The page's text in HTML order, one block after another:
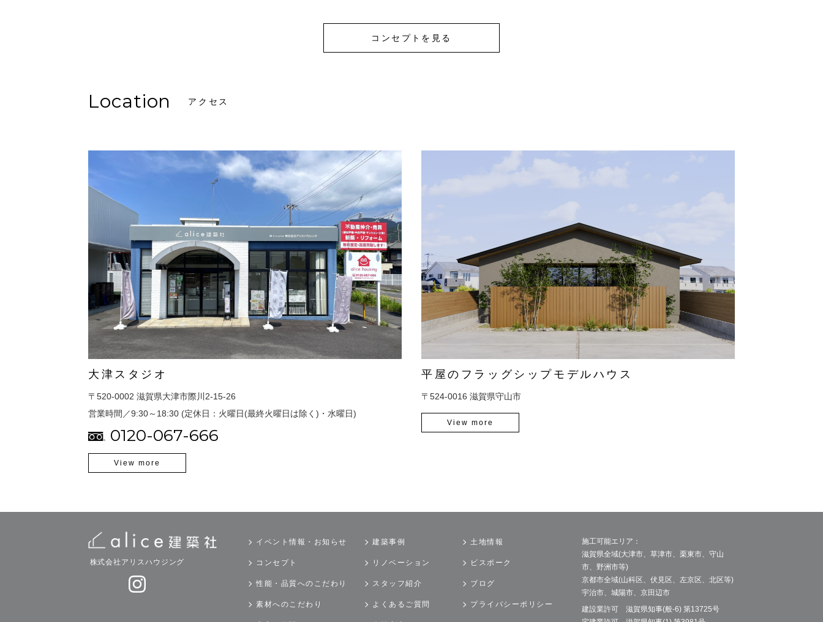
コンセプトを見る
Location アクセス
大津スタジオ
〒520-0002 滋賀県大津市際川2-15-26
営業時間／9:30～18:30 (定休日：火曜日(最終火曜日は除く)・水曜日)
0120-067-666
View more
平屋のフラッグシップモデルハウス
〒524-0016 滋賀県守山市
View more
株式会社アリスハウジング
イベント情報・お知らせ
コンセプト
性能・品質へのこだわり
素材へのこだわり
建築事例
リノベーション
スタッフ紹介
よくあるご質問
土地情報
ビスポーク
ブログ
プライバシーポリシー
施工可能エリア：
滋賀県全域(大津市、草津市、栗東市、守山
市、野洲市等)
京都市全域(山科区、伏見区、左京区、北区等)
宇治市、城陽市、京田辺市
建設業許可 滋賀県知事(般-6) 第13725号